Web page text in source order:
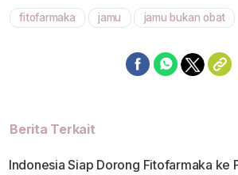
fitofarmaka jamu jamu bukan obat
Berita Terkait
Indonesia Siap Dorong Fitofarmaka ke